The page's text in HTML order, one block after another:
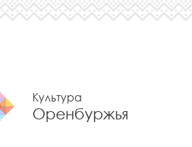
Культура
Оренбуржья